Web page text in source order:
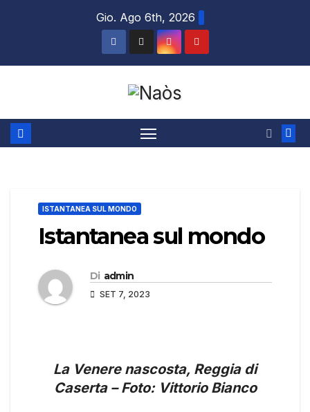
Gio. Ago 6th, 2026
ISTANTANEA SUL MONDO
Istantanea sul mondo
Di admin
SET 7, 2023
La Venere nascosta, Reggia di
Caserta – Foto: Vittorio Bianco